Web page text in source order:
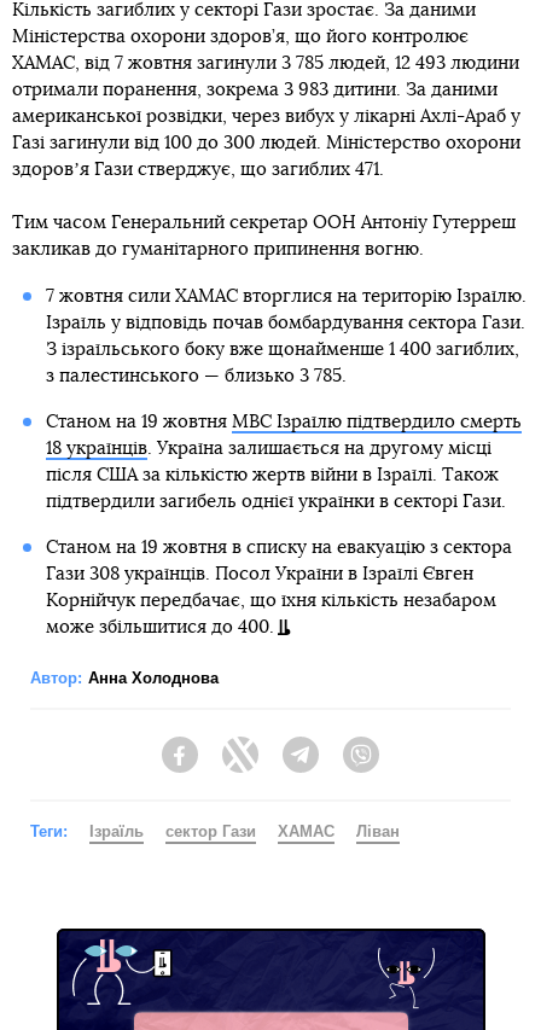
Кількість загиблих у секторі Гази зростає. За даними
Міністерства охорони здоров’я, що його контролює
ХАМАС, від 7 жовтня загинули 3 785 людей, 12 493 людини
отримали поранення, зокрема 3 983 дитини. За даними
американської розвідки, через вибух у лікарні Ахлі-Араб у
Газі загинули від 100 до 300 людей. Міністерство охорони
здоровʼя Гази стверджує, що загиблих 471.
Тим часом Генеральний секретар ООН Антоніу Гутерреш
закликав до гуманітарного припинення вогню.
7 жовтня сили ХАМАС вторглися на територію Ізраїлю.
Ізраїль у відповідь почав бомбардування сектора Гази.
З ізраїльського боку вже щонайменше 1 400 загиблих,
з палестинського — близько 3 785.
Станом на 19 жовтня МВС Ізраїлю підтвердило смерть
18 українців. Україна залишається на другому місці
після США за кількістю жертв війни в Ізраїлі. Також
підтвердили загибель однієї українки в секторі Гази.
Станом на 19 жовтня в списку на евакуацію з сектора
Гази 308 українців. Посол України в Ізраїлі Євген
Корнійчук передбачає, що їхня кількість незабаром
може збільшитися до 400.
Автор: Анна Холоднова
FacebookTwitter Telegram
Теги: Ізраїль сектор Гази ХАМАС Ліван